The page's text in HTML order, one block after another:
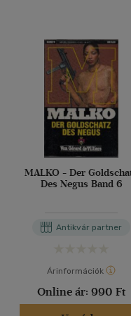
MALKO - Der
Des Negus Band 6
Antikvár partner
Árinformációk
Online ár: 990 Ft